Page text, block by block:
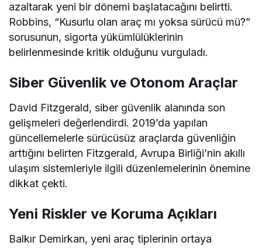
azaltarak yeni bir dönemi başlatacağını belirtti.
Robbins, “Kusurlu olan araç mı yoksa sürücü mü?”
sorusunun, sigorta yükümlülüklerinin
belirlenmesinde kritik olduğunu vurguladı.
Siber Güvenlik ve Otonom Araçlar
David Fitzgerald, siber güvenlik alanında son
gelişmeleri değerlendirdi. 2019’da yapılan
güncellemelerle sürücüsüz araçlarda güvenliğin
arttığını belirten Fitzgerald, Avrupa Birliği’nin akıllı
ulaşım sistemleriyle ilgili düzenlemelerinin önemine
dikkat çekti.
Yeni Riskler ve Koruma Açıkları
Balkır Demirkan, yeni araç tiplerinin ortaya